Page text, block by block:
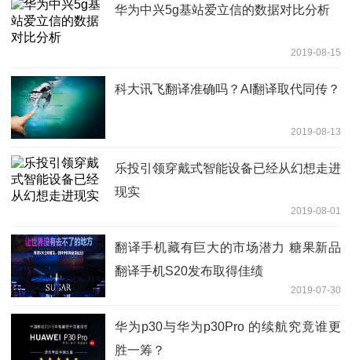
华为中兴5g基站爱立信的数据对比分析
2019-08-15
科大讯飞翻译准确吗？AI翻译取代同传？
2019-08-13
乐投引领穿戴式智能设备已经从幻想走进
现实
2019-08-01
翻译手机藏有巨大的市场潜力 糖果新品
翻译手机S20发布取得佳绩
2019-07-30
华为p30与华为p30Pro 的续航究竟谁更
胜一筹？